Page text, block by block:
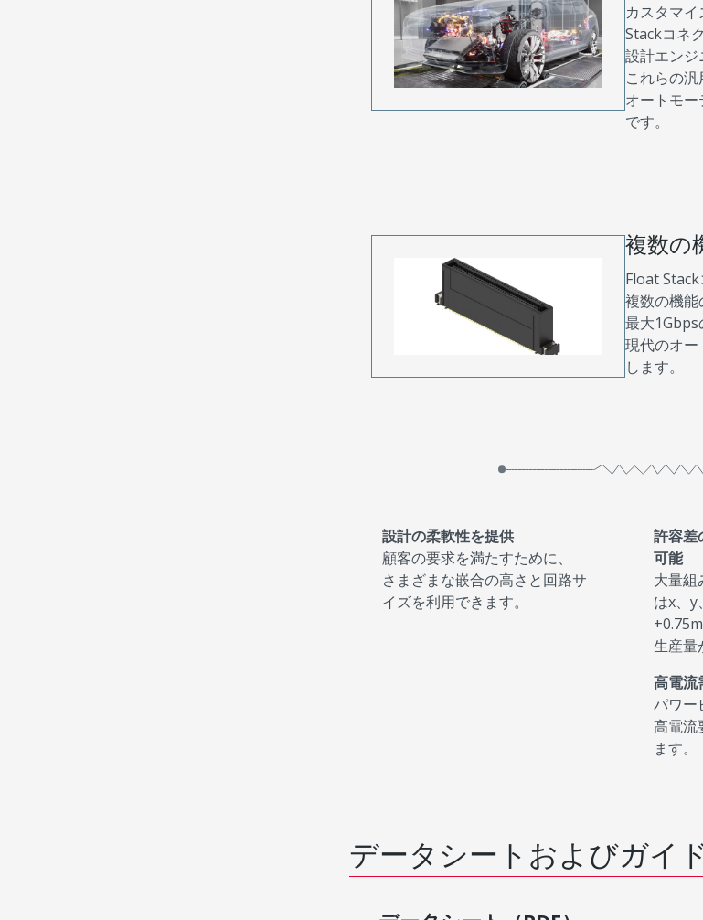
カスタマ
Stackコネ
設計エンジ
これらの汎
オートモ
です。
複数の
Float Stack
複数の機能
最大1Gbps
現代のオ
します。
設計の柔軟性を提供
顧客の要求を満たすために、
さまざまな嵌合の高さと回路サ
イズを利用できます。
許容差
可能
大量組
はx、y
生産量
高電流
パワー
高電流
ます。
データシートおよびガイ